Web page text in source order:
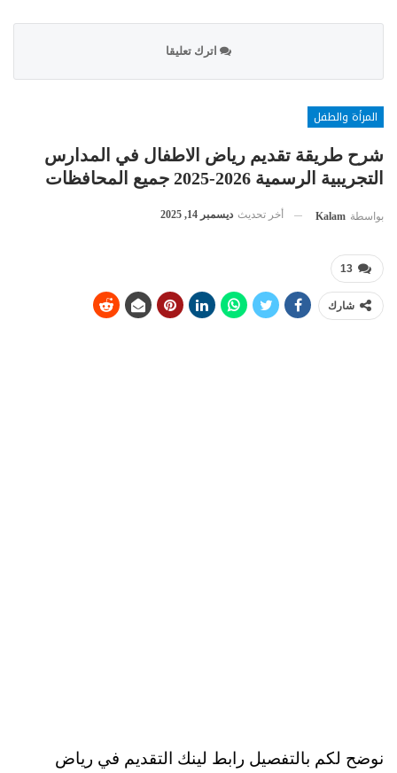
اترك تعليقا
المرأة والطفل
شرح طريقة تقديم رياض الاطفال في المدارس
التجريبية الرسمية 2026-2025 جميع المحافظات
بواسطة Kalam أخر تحديث ديسمبر 14, 2025
13
شارك
نوضح لكم بالتفصيل رابط لينك التقديم في رياض